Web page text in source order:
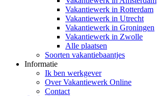
Vakantiewerk in Rotterdam
Vakantiewerk in Utrecht
Vakantiewerk in Groningen
Vakantiewerk in Zwolle
Alle plaatsen
Soorten vakantiebaantjes
Informatie
Ik ben werkgever
Over Vakantiewerk Online
Contact